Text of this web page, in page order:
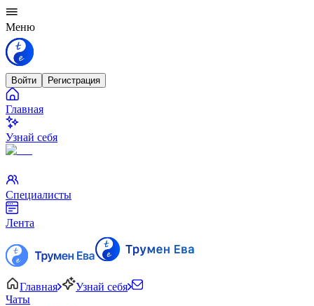
Меню
Войти Регистрация
Главная
Узнай себя
Специалисты
Лента
Главная
Узнай себя
Чаты